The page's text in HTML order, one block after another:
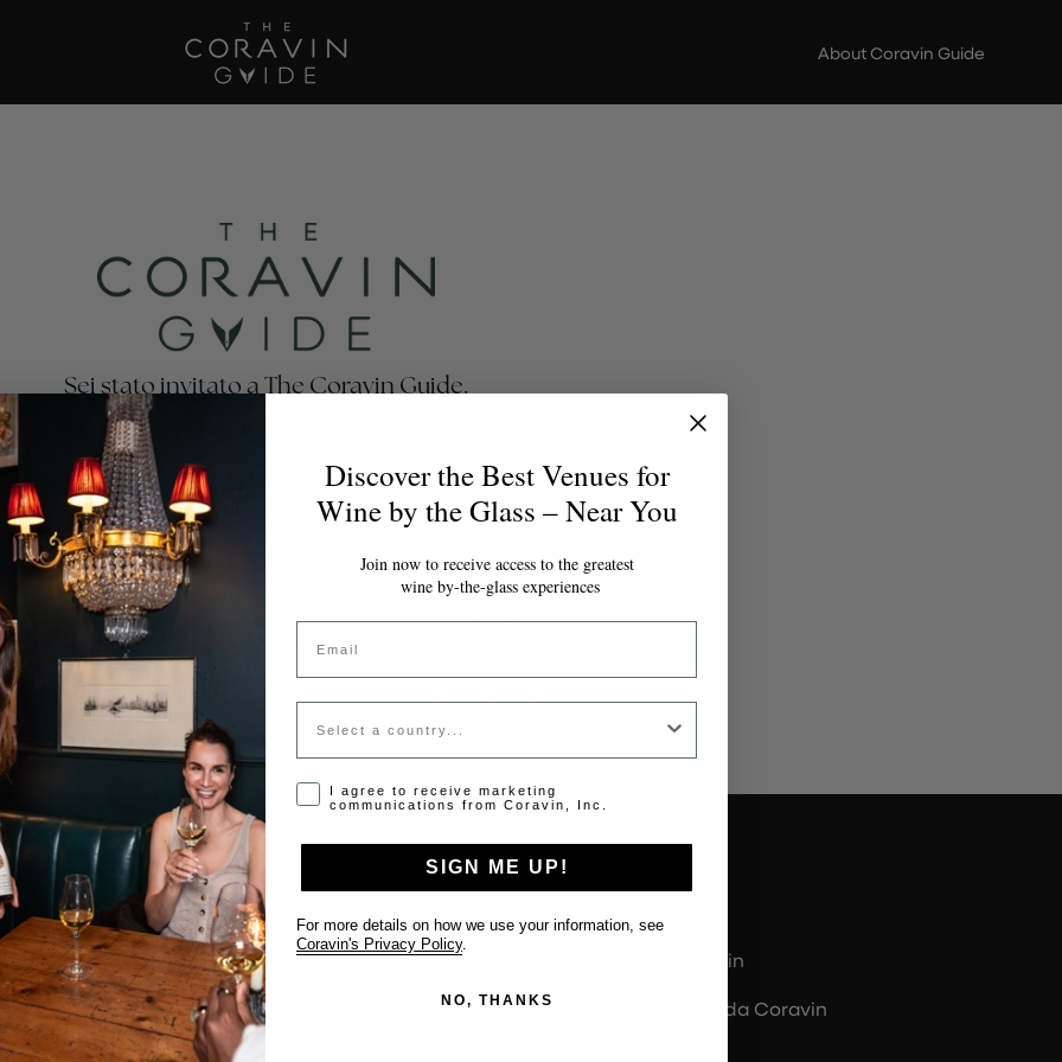
About Coravin Guide
Sei stato invitato a The Coravin Guide.
Guide mette in risalto i programmi di vino al bicchiere di
bar, hotel e club privati che celebrano la varietà e la scoperta
affinché gli amanti del vino possano trovare il calice perfetto
per ogni occasione.
LE MODIFICHE VENGONO SALVATE AUTOMATICAMENTE MENTRE COMPILI IL MODULO.
non valido o scaduto
prega di contattare l'amministratore per un token valido.
Supporto
Contattaci
Inserisci il tuo locale
FAQ’s
Informazioni su Coravin
Informazioni sulla Guida Coravin
Discover the Best Venues for
Wine by the Glass – Near You
Join now to receive access to the greatest
wine by-the-glass experiences
Email
Country
Opt-in disclaimer
I agree to receive marketing
communications from Coravin, Inc.
SIGN ME UP!
For more details on how we use your information, see
Coravin's Privacy Policy
NO, THANKS